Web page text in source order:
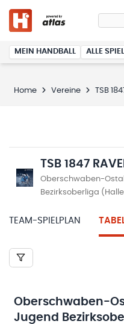
MEIN HANDBALL ALLE
Home Vereine TSB
TSB 1847
Oberschwaben-
Bezirksoberliga
TEAM-SPIELPLAN
Oberschwaben-
Jugend